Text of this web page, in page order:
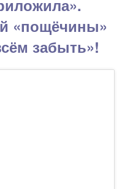
«пощёчины»
забыть»!